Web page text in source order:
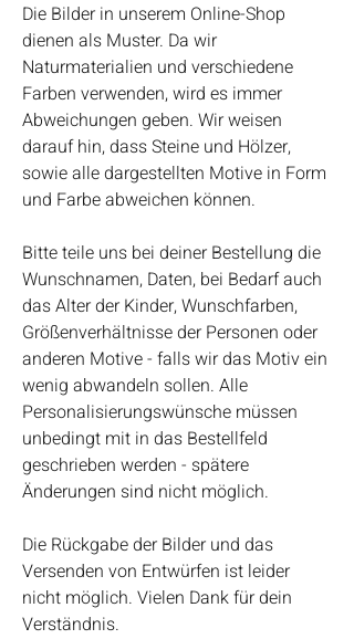
Die Bilder in unserem Online-Shop
dienen als Muster. Da wir
Naturmaterialien und verschiedene
Farben verwenden, wird es immer
Abweichungen geben. Wir weisen
darauf hin, dass Steine und Hölzer,
sowie alle dargestellten Motive in Form
und Farbe abweichen können.
Bitte teile uns bei deiner Bestellung die
Wunschnamen, Daten, bei Bedarf auch
das Alter der Kinder, Wunschfarben,
Größenverhältnisse der Personen oder
anderen Motive - falls wir das Motiv ein
wenig abwandeln sollen. Alle
Personalisierungswünsche müssen
unbedingt mit in das Bestellfeld
geschrieben werden - spätere
Änderungen sind nicht möglich.
Die Rückgabe der Bilder und das
Versenden von Entwürfen ist leider
nicht möglich. Vielen Dank für dein
Verständnis.